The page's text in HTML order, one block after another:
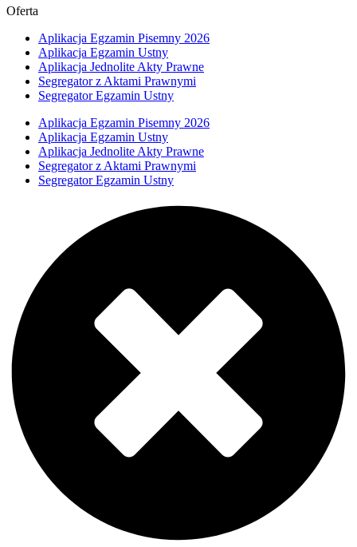
Oferta
Aplikacja Egzamin Pisemny 2026
Aplikacja Egzamin Ustny
Aplikacja Jednolite Akty Prawne
Segregator z Aktami Prawnymi
Segregator Egzamin Ustny
Aplikacja Egzamin Pisemny 2026
Aplikacja Egzamin Ustny
Aplikacja Jednolite Akty Prawne
Segregator z Aktami Prawnymi
Segregator Egzamin Ustny